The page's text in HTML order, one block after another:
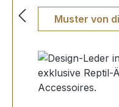
Muster von